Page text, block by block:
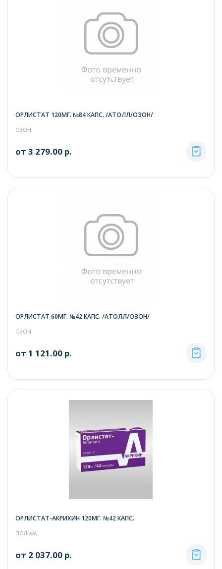
ОРЛИСТАТ 120МГ. №84 КАПС. /АТОЛЛ/ОЗОН/
ОЗОН
от 3 279.00 р.
ОРЛИСТАТ 60МГ. №42 КАПС. /АТОЛЛ/ОЗОН/
ОЗОН
от 1 121.00 р.
ОРЛИСТАТ-АКРИХИН 120МГ. №42 КАПС.
ПОЛЬФА
от 2 037.00 р.